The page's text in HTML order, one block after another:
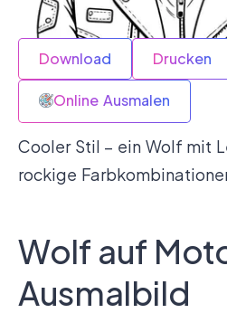
Download Drucken
Online Ausmalen
Cooler Stil – ein Wolf mit
rockige
Wolf auf
Ausmalbild